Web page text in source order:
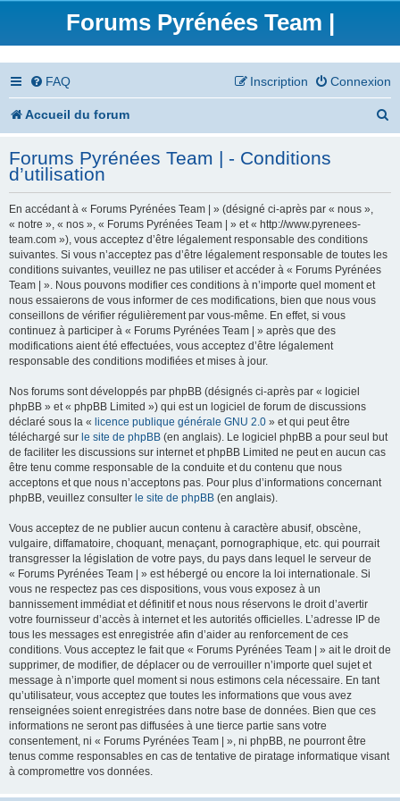
Forums Pyrénées Team |
FAQ Connexion
Inscription
Accueil du forum
h
Forums Pyrénées Team | - Conditions
d’utilisation
En accédant à « Forums Pyrénées Team | » (désigné ci-après par « nous »,
« notre », « nos », « Forums Pyrénées Team | » et « http://www.pyrenees-
team.com »), vous acceptez d’être légalement responsable des conditions
suivantes. Si vous n’acceptez pas d’être légalement responsable de toutes les
conditions suivantes, veuillez ne pas utiliser et accéder à « Forums Pyrénées
Team | ». Nous pouvons modifier ces conditions à n’importe quel moment et
nous essaierons de vous informer de ces modifications, bien que nous vous
conseillons de vérifier régulièrement par vous-même. En effet, si vous
continuez à participer à « Forums Pyrénées Team | » après que des
modifications aient été effectuées, vous acceptez d’être légalement
responsable des conditions modifiées et mises à jour.
Nos forums sont développés par phpBB (désignés ci-après par « logiciel
phpBB » et « phpBB Limited ») qui est un logiciel de forum de discussions
déclaré sous la « licence publique générale GNU 2.0 » et qui peut être
téléchargé sur le site de phpBB (en anglais). Le logiciel phpBB a pour seul but
de faciliter les discussions sur internet et phpBB Limited ne peut en aucun cas
être tenu comme responsable de la conduite et du contenu que nous
acceptons et que nous n’acceptons pas. Pour plus d’informations concernant
phpBB, veuillez consulter le site de phpBB (en anglais).
Vous acceptez de ne publier aucun contenu à caractère abusif, obscène,
vulgaire, diffamatoire, choquant, menaçant, pornographique, etc. qui pourrait
transgresser la législation de votre pays, du pays dans lequel le serveur de
« Forums Pyrénées Team | » est hébergé ou encore la loi internationale. Si
vous ne respectez pas ces dispositions, vous vous exposez à un
bannissement immédiat et définitif et nous nous réservons le droit d’avertir
votre fournisseur d’accès à internet et les autorités officielles. L’adresse IP de
tous les messages est enregistrée afin d’aider au renforcement de ces
conditions. Vous acceptez le fait que « Forums Pyrénées Team | » ait le droit de
supprimer, de modifier, de déplacer ou de verrouiller n’importe quel sujet et
message à n’importe quel moment si nous estimons cela nécessaire. En tant
qu’utilisateur, vous acceptez que toutes les informations que vous avez
renseignées soient enregistrées dans notre base de données. Bien que ces
informations ne seront pas diffusées à une tierce partie sans votre
consentement, ni « Forums Pyrénées Team | », ni phpBB, ne pourront être
tenus comme responsables en cas de tentative de piratage informatique visant
à compromettre vos données.